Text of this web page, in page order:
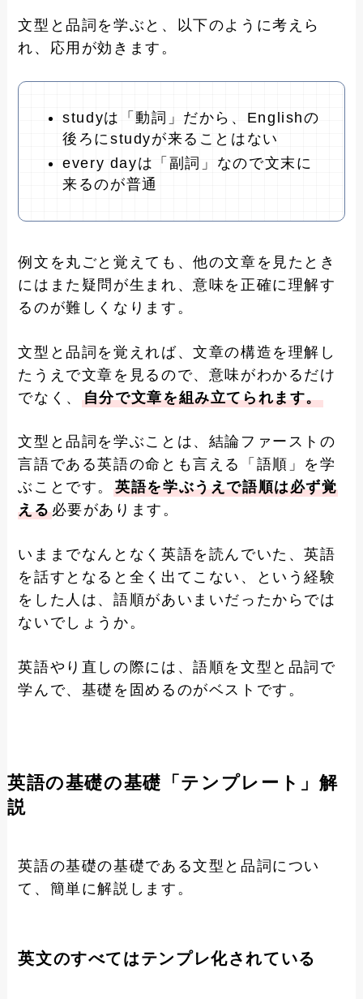
文型と品詞を学ぶと、以下のように考えら
れ、応用が効きます。
studyは「動詞」だから、Englishの
後ろにstudyが来ることはない
every dayは「副詞」なので文末に
来るのが普通
例文を丸ごと覚えても、他の文章を見たとき
にはまた疑問が生まれ、意味を正確に理解す
るのが難しくなります。
文型と品詞を覚えれば、文章の構造を理解し
たうえで文章を見るので、意味がわかるだけ
でなく、 自分で文章を組み立てられます。
文型と品詞を学ぶことは、結論ファーストの
言語である英語の命とも言える「語順」を学
ぶことです。英語を学ぶうえで語順は必ず覚
える必要があります。
いままでなんとなく英語を読んでいた、英語
を話すとなると全く出てこない、という経験
をした人は、語順があいまいだったからでは
ないでしょうか。
英語やり直しの際には、語順を文型と品詞で
学んで、基礎を固めるのがベストです。
英語の基礎の基礎「テンプレート」解
説
英語の基礎の基礎である文型と品詞につい
て、簡単に解説します。
英文のすべてはテンプレ化されている